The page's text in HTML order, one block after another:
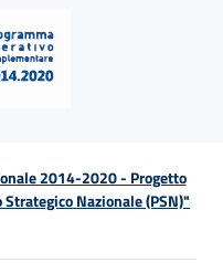
2014-2020 - Progetto
Nazionale (PSN)"